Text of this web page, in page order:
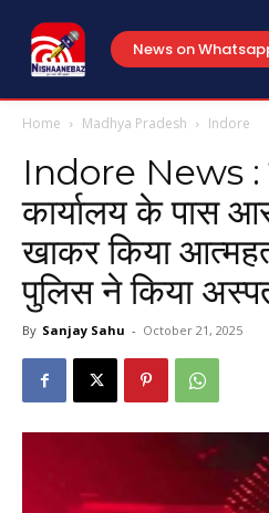
News on
Home Madhya Pradesh Indore
Indore News :
कार्यालय के पास
खाकर किया
पुलिस ने किया
By Sanjay Sahu - October 21, 2025